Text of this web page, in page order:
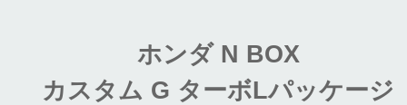
ホンダ N BOX
カスタム G ターボLパッケージ